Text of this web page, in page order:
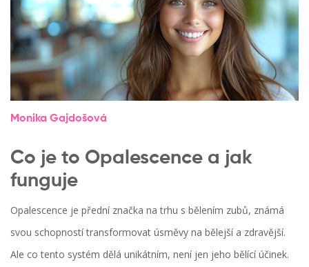
Monika Gajdošová
Co je to Opalescence a jak
funguje
Opalescence je přední značka na trhu s bělením zubů, známá
svou schopností transformovat úsměvy na bělejší a zdravější.
Ale co tento systém dělá unikátním, není jen jeho bělící účinek.